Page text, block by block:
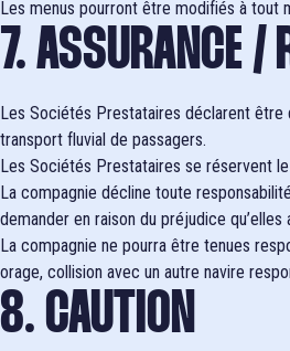
Les menus pourront être modifiés à tout
7. ASSURANCE /
Les Sociétés Prestataires déclarent être
transport fluvial de passagers.
Les Sociétés Prestataires se réservent
La compagnie décline toute
demander en raison du préjudice
La compagnie ne pourra être tenues
orage, collision avec un autre navire
8. CAUTION